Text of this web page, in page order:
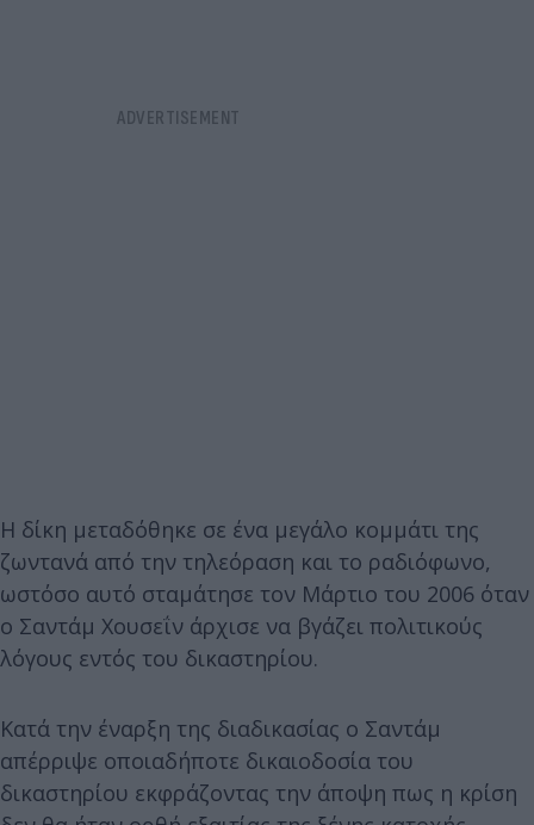
Η δίκη μεταδόθηκε σε ένα μεγάλο κομμάτι της
ζωντανά από την τηλεόραση και το ραδιόφωνο,
ωστόσο αυτό σταμάτησε τον Μάρτιο του 2006 όταν
ο Σαντάμ Χουσεΐν άρχισε να βγάζει πολιτικούς
λόγους εντός του δικαστηρίου.
Κατά την έναρξη της διαδικασίας ο Σαντάμ
απέρριψε οποιαδήποτε δικαιοδοσία του
δικαστηρίου εκφράζοντας την άποψη πως η κρίση